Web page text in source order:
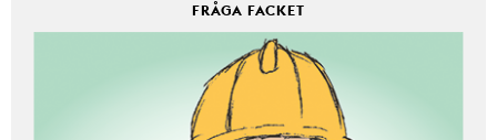
FRÅGA FACKET